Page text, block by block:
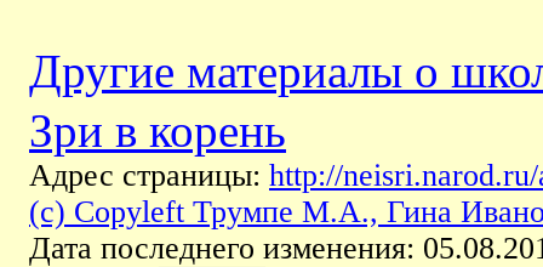
Другие материалы о
Зри в корень
Адрес страницы: http://
(c) Copyleft Трумпе M.A., Гина
Дата последнего изменения: